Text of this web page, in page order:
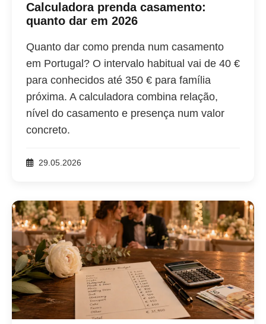
Calculadora prenda casamento:
quanto dar em 2026
Quanto dar como prenda num casamento
em Portugal? O intervalo habitual vai de 40 €
para conhecidos até 350 € para família
próxima. A calculadora combina relação,
nível do casamento e presença num valor
concreto.
29.05.2026